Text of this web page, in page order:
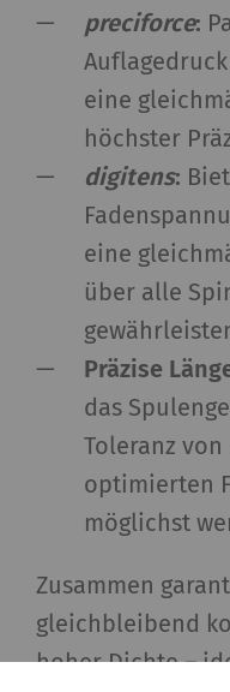
preciforce:
eine
höchster
digitens:
eine
über alle
Präzise
das
Toleranz
optimierten
möglichst
Zusammen
gleichbleibend
hoher Dichte –